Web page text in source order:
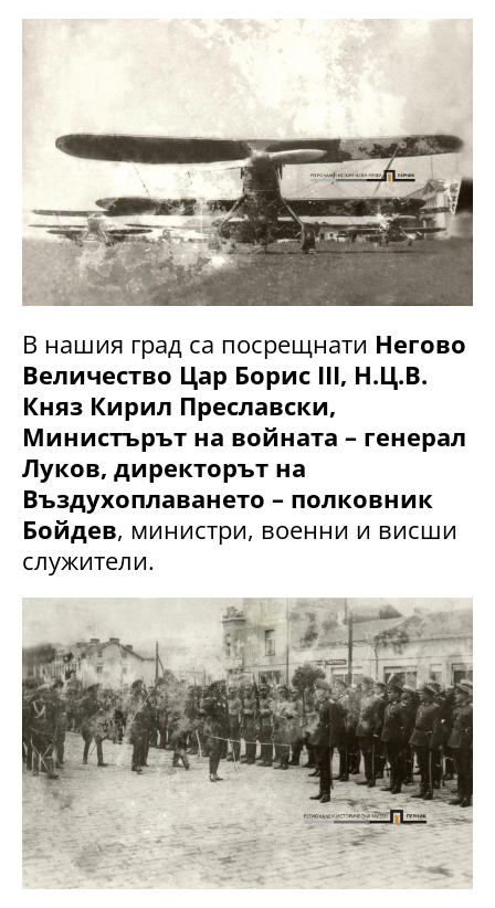
В нашия град са посрещнати Негово
Величество Цар Борис III, Н.Ц.В.
Княз Кирил Преславски,
Министърът на войната – генерал
Луков, директорът на
Въздухоплаването – полковник
Бойдев, министри, военни и висши
служители.